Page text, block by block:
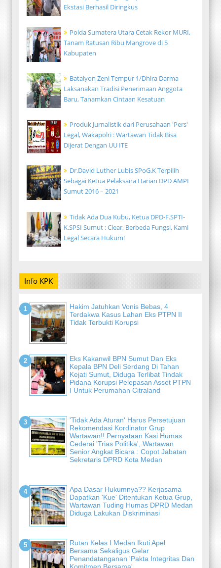
Ekstasi Berhasil Diringkus
Polda Sumatera Utara Cetak Rekor MURI,
Tanam Ratusan Ribu Mangrove di 5
Kabupaten
Batalyon Zeni Tempur 1/Dhira Darma
Laksanakan Tradisi Penerimaan Anggota
Baru, Tanamkan Cintaan Kesatuan
Produk Jurnalistik dari Perusahaan 'Pers'
Legal, Wakapolri : Wartawan Tidak Bisa
Dijerat Dengan UU ITE
Dr.David Luther Lubis SPoG.K Terpilih
Sebagai Ketua Pelaksana Harian DPD AMPI
Sumut 2016 – 2021
Tidak Ada Dua Kubu, Ketua DPD-F.SPTI-
K.SPSI Sumut : Clear, Berbeda Fungsi, Kami
Legal Secara Hukum!
Info KPK
Hakim Jatuhkan Vonis Bebas, 4
Terdakwa Kasus Lahan Eks PTPN II
Tidak Terbukti Korupsi
Eks Kakanwil BPN Sumut Dan Eks
Kepala BPN Deli Serdang Di Tahan
Kejati Sumut, Diduga Terlibat Tindak
Pidana Korupsi Pelepasan Asset PTPN
I Untuk Perumahan Citraland
'Tidak Ada Aturan' Harus Persetujuan
Rekomendasi Kordinator Grup
Wartawan!! Pernyataan Kasi Humas
Cederai 'Trias Politika', Wartawan
Senior Angkat Bicara : Copot Jabatan
Sekretaris DPRD Kota Medan
Apa Dasar Hukumnya?? Kerjasama
Dapatkan 'Kue' Ditentukan Ketua Grup,
Wartawan Tuding Humas DPRD Medan
Diduga Lakukan Diskriminasi
Rutan Kelas I Medan Ikuti Apel
Bersama Sekaligus Gelar
Penandatanganan 'Pakta Integritas Dan